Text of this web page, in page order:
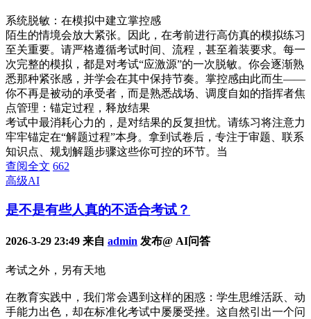
系统脱敏：在模拟中建立掌控感
陌生的情境会放大紧张。因此，在考前进行高仿真的模拟练习
至关重要。请严格遵循考试时间、流程，甚至着装要求。每一
次完整的模拟，都是对考试“应激源”的一次脱敏。你会逐渐熟
悉那种紧张感，并学会在其中保持节奏。掌控感由此而生——
你不再是被动的承受者，而是熟悉战场、调度自如的指挥者焦
点管理：锚定过程，释放结果
考试中最消耗心力的，是对结果的反复担忧。请练习将注意力
牢牢锚定在“解题过程”本身。拿到试卷后，专注于审题、联系
知识点、规划解题步骤这些你可控的环节。当
查阅全文 662
高级AI
是不是有些人真的不适合考试？
2026-3-29 23:49 来自 admin 发布@ AI问答
考试之外，另有天地
在教育实践中，我们常会遇到这样的困惑：学生思维活跃、动
手能力出色，却在标准化考试中屡屡受挫。这自然引出一个问